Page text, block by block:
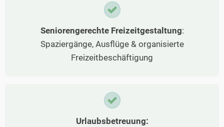
Seniorengerechte Freizeitgestaltung:
Spaziergänge, Ausflüge & organisierte
Freizeitbeschäftigung
Urlaubsbetreuung: